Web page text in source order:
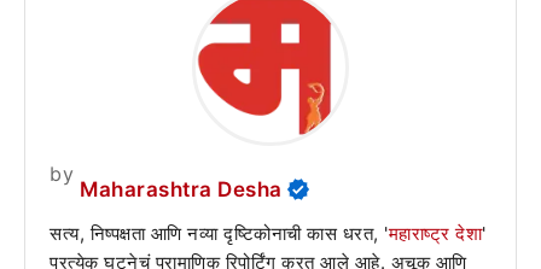
by
Maharashtra Desha
सत्य, निष्पक्षता आणि नव्या दृष्टिकोनाची कास धरत, 'महाराष्ट्र देशा'
प्रत्येक घटनेचं प्रामाणिक रिपोर्टिंग करत आले आहे. अचूक आणि